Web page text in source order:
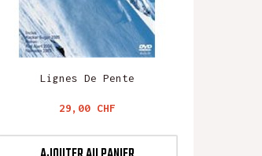
Lignes De Pente
Prix
29,00 CHF